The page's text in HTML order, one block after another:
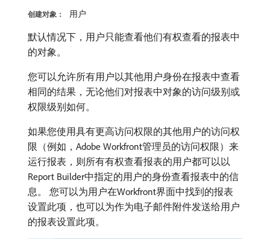
创建对象： 用户
默认情况下，用户只能查看他们有权查看的报表中
的对象。
您可以允许所有用户以其他用户身份在报表中查看
相同的结果，无论他们对报表中对象的访问级别或
权限级别如何。
如果您使用具有更高访问权限的其他用户的访问权
限（例如，Adobe Workfront管理员的访问权限）来
运行报表，则所有有权查看报表的用户都可以以
Report Builder中指定的用户的身份查看报表中的信
息。 您可以为用户在Workfront界面中找到的报表
设置此项，也可以为作为电子邮件附件发送给用户
的报表设置此项。